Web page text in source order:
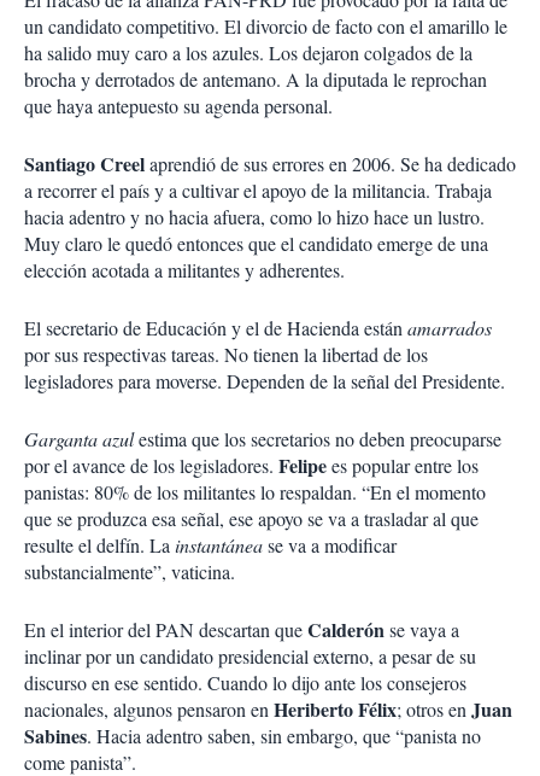
un candidato competitivo. El divorcio de facto con el amarillo le
ha salido muy caro a los azules. Los dejaron colgados de la
brocha y derrotados de antemano. A la diputada le reprochan
que haya antepuesto su agenda personal.
Santiago Creelaprendió de sus errores en 2006. Se ha dedicado
a recorrer el país y a cultivar el apoyo de la militancia. Trabaja
hacia adentro y no hacia afuera, como lo hizo hace un lustro.
Muy claro le quedó entonces que el candidato emerge de una
elección acotada a militantes y adherentes.
El secretario de Educación y el de Hacienda están amarrados
por sus respectivas tareas. No tienen la libertad de los
legisladores para moverse. Dependen de la señal del Presidente.
Garganta azulestima que los secretarios no deben preocuparse
por el avance de los legisladores. Felipees popular entre los
panistas: 80% de los militantes lo respaldan. “En el momento
que se produzca esa señal, ese apoyo se va a trasladar al que
resulte el delfín. La instantánease va a modificar
substancialmente”, vaticina.
En el interior del PAN descartan queCalderónse vaya a
inclinar por un candidato presidencial externo, a pesar de su
discurso en ese sentido. Cuando lo dijo ante los consejeros
nacionales, algunos pensaron en Heriberto Félix; otros en Juan
Sabines. Hacia adentro saben, sin embargo, que “panista no
come panista”.